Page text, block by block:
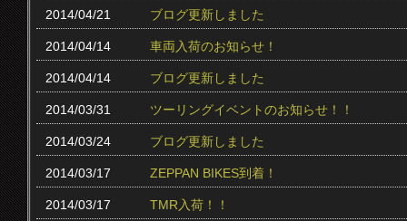
2014/04/21 ブログ更新しました
2014/04/14 車両入荷のお知らせ！
2014/04/14 ブログ更新しました
2014/03/31 ツーリングイベントのお知らせ！！
2014/03/24 ブログ更新しました
2014/03/17 ZEPPAN BIKES到着！
2014/03/17 TMR入荷！！